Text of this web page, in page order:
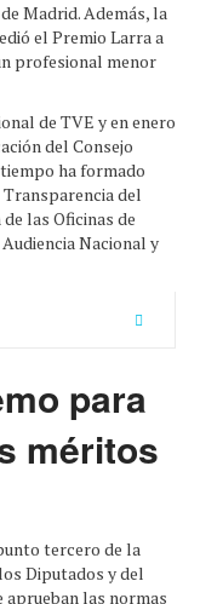
Madrid. Además, la
el Premio Larra a
profesional menor
de TVE y en enero
del Consejo
ha formado
del
las Oficinas de
Nacional y
para
méritos
tercero de la
Diputados y del
aprueban las normas